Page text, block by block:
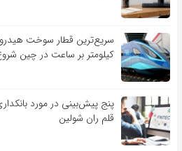
کیلومتر بر ساعت در چین
قلم ران شولین